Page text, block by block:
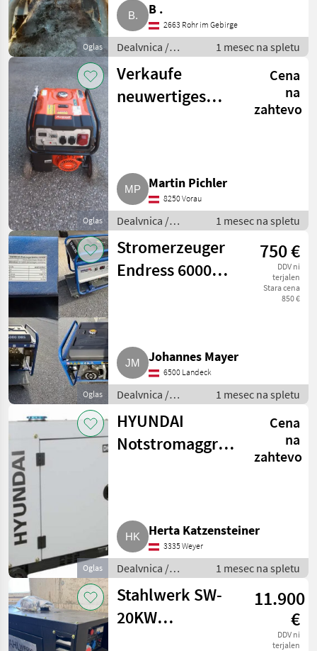
Oglas
B .
2663 Rohr im Gebirge
Dealvnica /
Električni
generatorji
1 mesec na spletu
Oglas
Verkaufe
neuwertiges
Cena
na
zahtevo
Martin Pichler
8250 Vorau
Dealvnica /
Električni
generatorji
1 mesec na spletu
Oglas
Stromerzeuger
Endress 6000
750 €
DDV ni
terjalen
Stara cena
850 €
Johannes Mayer
6500 Landeck
Dealvnica /
Električni
generatorji
1 mesec na spletu
Oglas
HYUNDAI
Notstromaggregat,
Cena
na
zahtevo
Herta Katzensteiner
3335 Weyer
Dealvnica /
Električni
generatorji
1 mesec na spletu
Stahlwerk SW-
20KW
11.900
€
DDV ni
terjalen